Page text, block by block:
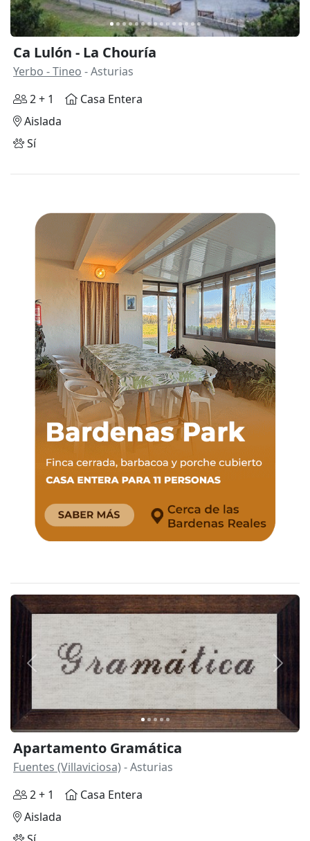
Ca Lulón - La Chouría
Yerbo - Tineo - Asturias
2 + 1
Casa Entera
Aislada
Sí
Anterior
Apartamento Gramática
Fuentes (Villaviciosa) - Asturias
2 + 1
Casa Entera
Aislada